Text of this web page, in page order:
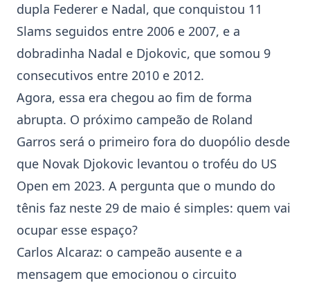
dupla Federer e Nadal, que conquistou 11
Slams seguidos entre 2006 e 2007, e a
dobradinha Nadal e Djokovic, que somou 9
consecutivos entre 2010 e 2012.
Agora, essa era chegou ao fim de forma
abrupta. O próximo campeão de Roland
Garros será o primeiro fora do duopólio desde
que Novak Djokovic levantou o troféu do US
Open em 2023. A pergunta que o mundo do
tênis faz neste 29 de maio é simples: quem vai
ocupar esse espaço?
Carlos Alcaraz: o campeão ausente e a
mensagem que emocionou o circuito